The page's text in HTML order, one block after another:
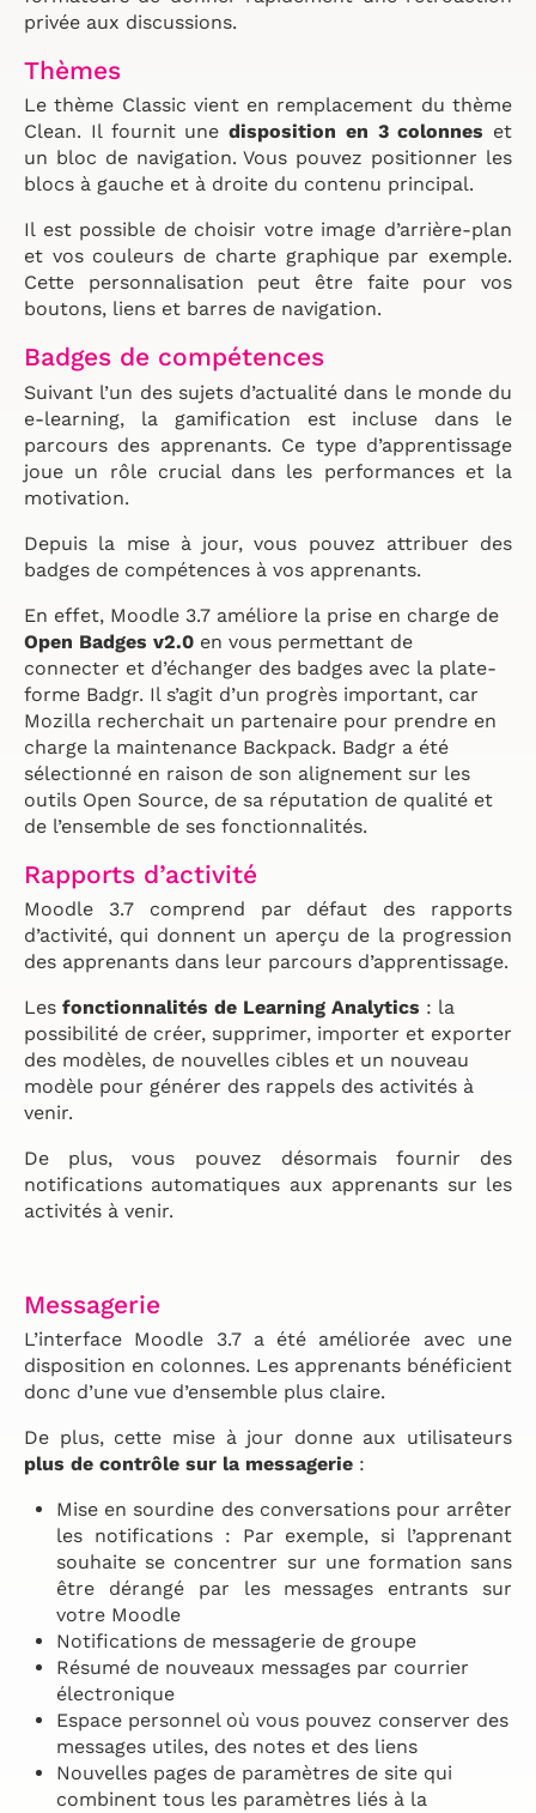
privée aux discussions.
Thèmes
Le thème Classic vient en remplacement du thème
Clean. Il fournit une disposition en 3 colonnes et
un bloc de navigation. Vous pouvez positionner les
blocs à gauche et à droite du contenu principal.
Il est possible de choisir votre image d’arrière-plan
et vos couleurs de charte graphique par exemple.
Cette personnalisation peut être faite pour vos
boutons, liens et barres de navigation.
Badges de compétences
Suivant l’un des sujets d’actualité dans le monde du
e-learning, la gamification est incluse dans le
parcours des apprenants. Ce type d’apprentissage
joue un rôle crucial dans les performances et la
motivation.
Depuis la mise à jour, vous pouvez attribuer des
badges de compétences à vos apprenants.
En effet, Moodle 3.7 améliore la prise en charge de
Open Badges v2.0 en vous permettant de
connecter et d’échanger des badges avec la plate-
forme Badgr. Il s’agit d’un progrès important, car
Mozilla recherchait un partenaire pour prendre en
charge la maintenance Backpack. Badgr a été
sélectionné en raison de son alignement sur les
outils Open Source, de sa réputation de qualité et
de l’ensemble de ses fonctionnalités.
Rapports d’activité
Moodle 3.7 comprend par défaut des rapports
d’activité, qui donnent un aperçu de la progression
des apprenants dans leur parcours d’apprentissage.
Les fonctionnalités de Learning Analytics : la
possibilité de créer, supprimer, importer et exporter
des modèles, de nouvelles cibles et un nouveau
modèle pour générer des rappels des activités à
venir.
De plus, vous pouvez désormais fournir des
notifications automatiques aux apprenants sur les
activités à venir.
Messagerie
L’interface Moodle 3.7 a été améliorée avec une
disposition en colonnes. Les apprenants bénéficient
donc d’une vue d’ensemble plus claire.
De plus, cette mise à jour donne aux utilisateurs
plus de contrôle sur la messagerie :
Mise en sourdine des conversations pour arrêter
les notifications : Par exemple, si l’apprenant
souhaite se concentrer sur une formation sans
être dérangé par les messages entrants sur
votre Moodle
Notifications de messagerie de groupe
Résumé de nouveaux messages par courrier
électronique
Espace personnel où vous pouvez conserver des
messages utiles, des notes et des liens
Nouvelles pages de paramètres de site qui
combinent tous les paramètres liés à la